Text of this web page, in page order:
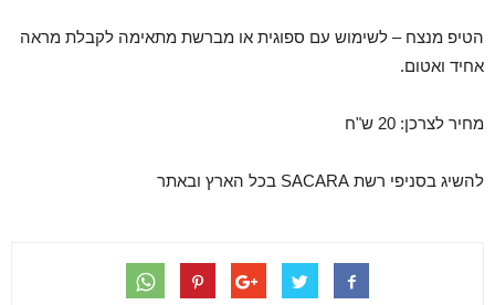
הטיפ מנצח – לשימוש עם ספוגית או מברשת מתאימה לקבלת מראה
אחיד ואטום.
מחיר לצרכן: 20 ש"ח
להשיג בסניפי רשת SACARA בכל הארץ ובאתר